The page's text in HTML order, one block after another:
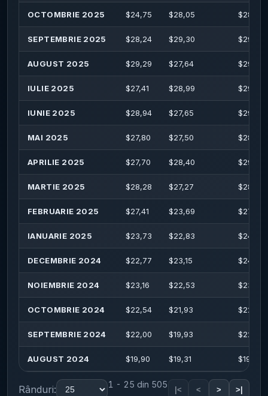
OCTOMBRIE 2025 $24,75 $28,05 $28,16
SEPTEMBRIE 2025 $28,24 $29,30 $29,79
AUGUST 2025 $29,29 $27,64 $29,65
IULIE 2025 $27,41 $28,99 $29,19
IUNIE 2025 $28,94 $27,65 $29,02
MAI 2025 $27,80 $27,50 $28,40
APRILIE 2025 $27,70 $28,40 $29,03
MARTIE 2025 $28,28 $27,27 $28,56
FEBRUARIE 2025 $27,41 $23,69 $27,49
IANUARIE 2025 $23,73 $22,83 $24,98
DECEMBRIE 2024 $22,77 $23,15 $24,03
NOIEMBRIE 2024 $23,16 $22,53 $23,38
OCTOMBRIE 2024 $22,54 $21,93 $22,60
SEPTEMBRIE 2024 $22,00 $19,93 $22,34
AUGUST 2024 $19,90 $19,31 $19,99
Rânduri: 1 - 25 din 505 |< < > >|